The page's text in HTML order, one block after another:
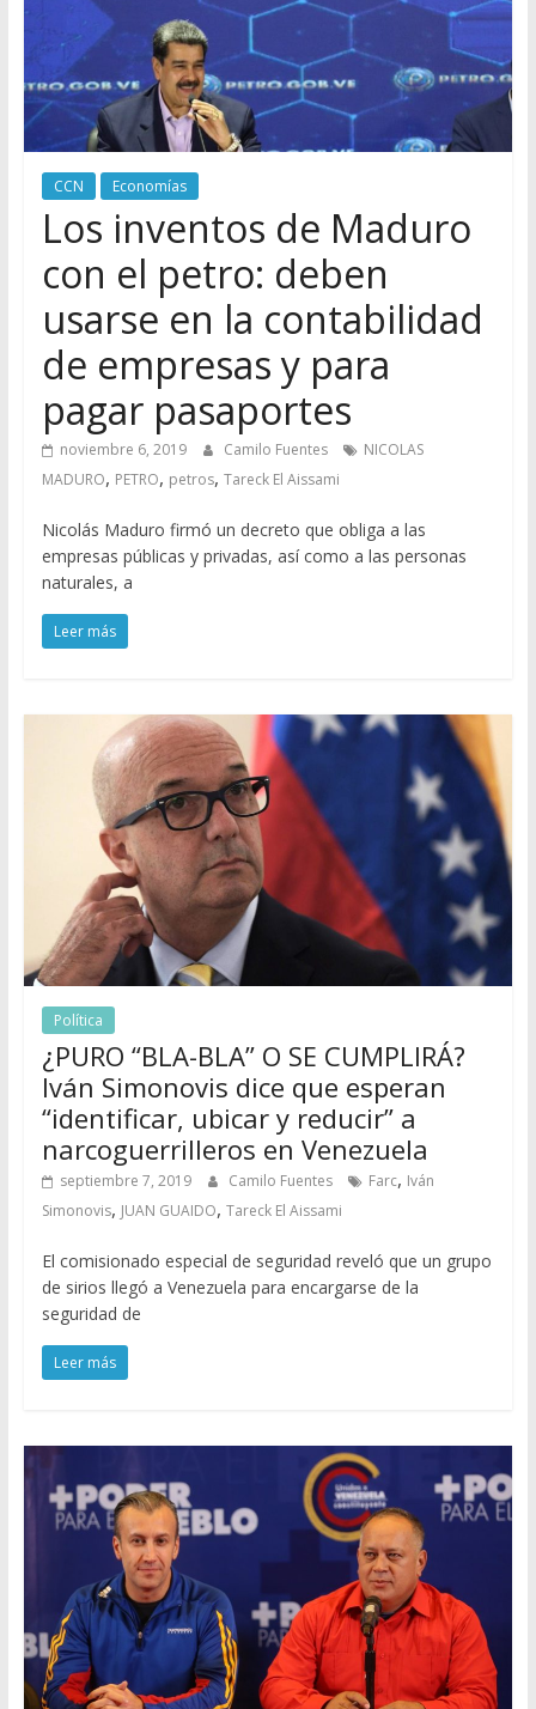
CCN Economías
Los inventos de Maduro
con el petro: deben
usarse en la contabilidad
de empresas y para
pagar pasaportes
noviembre 6, 2019 Camilo Fuentes
NICOLAS
MADURO, PETRO, petros, Tareck El Aissami
Nicolás Maduro firmó un decreto que obliga a las
empresas públicas y privadas, así como a las personas
naturales, a
Leer más
Política
¿PURO “BLA-BLA” O SE CUMPLIRÁ?
Iván Simonovis dice que esperan
“identificar, ubicar y reducir” a
narcoguerrilleros en Venezuela
septiembre 7, 2019 Camilo Fuentes Farc, Iván
Simonovis, JUAN GUAIDO, Tareck El Aissami
El comisionado especial de seguridad reveló que un grupo
de sirios llegó a Venezuela para encargarse de la
seguridad de
Leer más